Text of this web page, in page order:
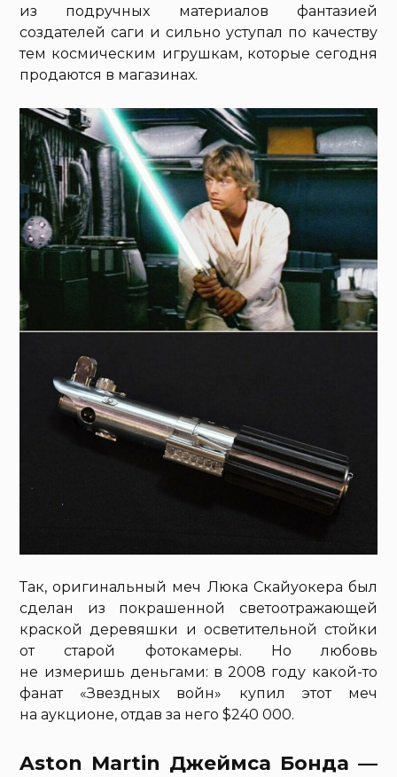
из подручных материалов фантазией
создателей саги и сильно уступал по качеству
тем космическим игрушкам, которые сегодня
продаются в магазинах.
Так, оригинальный меч Люка Скайуокера был
сделан из покрашенной светоотражающей
краской деревяшки и осветительной стойки
от старой фотокамеры. Но любовь
не измеришь деньгами: в 2008 году какой-то
фанат «Звездных войн» купил этот меч
на аукционе, отдав за него $240 000.
Aston Martin Джеймса Бонда —